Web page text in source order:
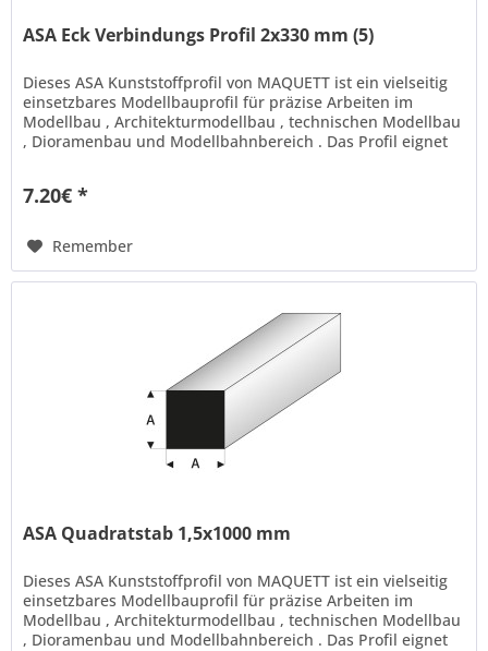
ASA Eck Verbindungs Profil 2x330 mm (5)
Dieses ASA Kunststoffprofil von MAQUETT ist ein vielseitig
einsetzbares Modellbauprofil für präzise Arbeiten im
Modellbau , Architekturmodellbau , technischen Modellbau
, Dioramenbau und Modellbahnbereich . Das Profil eignet
7.20€ *
Remember
ASA Quadratstab 1,5x1000 mm
Dieses ASA Kunststoffprofil von MAQUETT ist ein vielseitig
einsetzbares Modellbauprofil für präzise Arbeiten im
Modellbau , Architekturmodellbau , technischen Modellbau
, Dioramenbau und Modellbahnbereich . Das Profil eignet